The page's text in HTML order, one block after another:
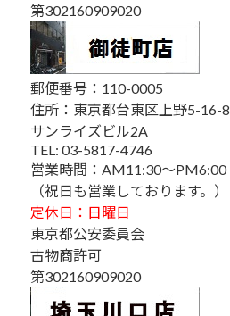
第302160909020
郵便番号：110-0005
住所：東京都台東区上野5-16-8
サンライズビル2A
TEL: 03-5817-4746
営業時間：AM11:30～PM6:00
（祝日も営業しております。）
定休日：日曜日
東京都公安委員会
古物商許可
第302160909020